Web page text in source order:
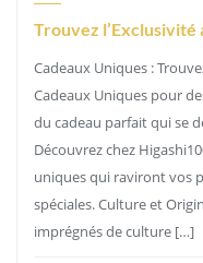
Trouvez l’Exclusivité
Cadeaux Uniques :
Cadeaux Uniques pour
du cadeau parfait qui se
Découvrez chez
uniques qui raviront vos
spéciales. Culture et
imprégnés de culture […]